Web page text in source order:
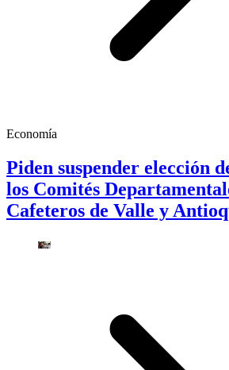
Economía
Piden suspender elección
los Comités
Cafeteros de Valle y